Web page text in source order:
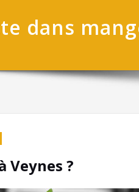
dans
Veynes ?